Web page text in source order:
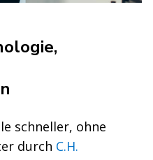
durchC.H.
TM zu